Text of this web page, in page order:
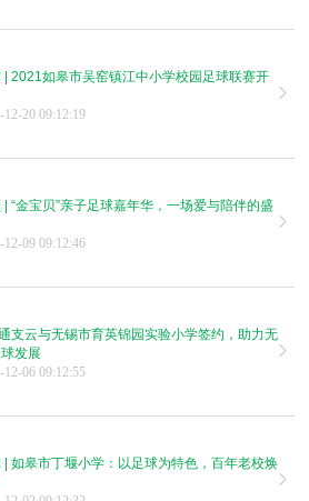
| 2021如皋市吴窑镇江中小学校园足球联赛开
12-20 09:12:19
| “金宝贝”亲子足球嘉年华，一场爱与陪伴的盛
12-09 09:12:46
支云与无锡市育英锦园实验小学签约，助力无
发展
12-06 09:12:55
| 如皋市丁堰小学：以足球为特色，百年老校焕